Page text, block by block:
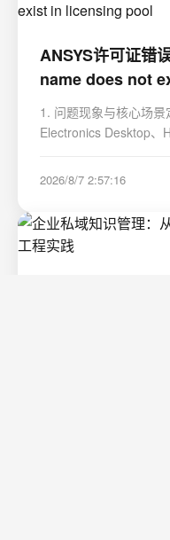
ANSYS许可证错
name does not
1. 问题现象与核心场
Electronics Desktop、
electronics_desktop
这个错误&#xff0c;别
2026/8/7 2:57:16